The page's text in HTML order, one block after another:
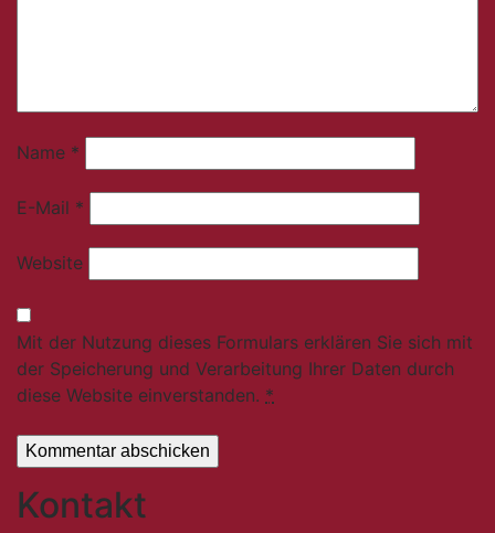
Name *
E-Mail *
Website
Mit der Nutzung dieses Formulars erklären Sie sich mit
der Speicherung und Verarbeitung Ihrer Daten durch
diese Website einverstanden. *
Kontakt